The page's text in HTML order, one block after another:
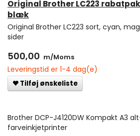
Original Brother LC223
blæk
Original Brother LC223 sort, cyan,
sider
500,00 m/Moms
Leveringstid er 1-4 dag(e)
Tilføj ønskeliste
Brother DCP-J4120DW Kompakt A3
farveinkjetprinter